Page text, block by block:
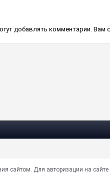
добавлять комментарии. Вам
сайтом. Для авторизации на